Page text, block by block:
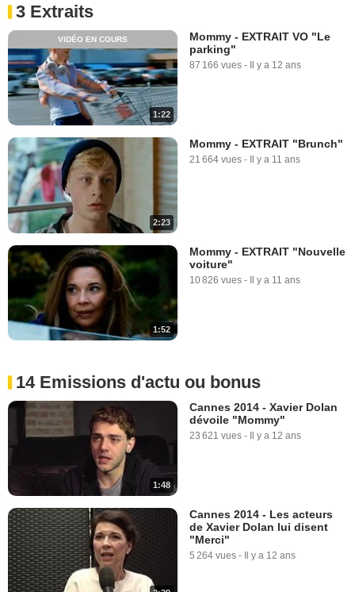
3 Extraits
1:22
VIDÉO EN COURS
Mommy - EXTRAIT VO "Le
parking"
87 166 vues - Il y a 12 ans
2:23
Mommy - EXTRAIT "Brunch"
21 664 vues - Il y a 11 ans
1:52
Mommy - EXTRAIT "Nouvelle
voiture"
10 826 vues - Il y a 11 ans
14 Emissions d'actu ou bonus
1:48
Cannes 2014 - Xavier Dolan
dévoile "Mommy"
23 621 vues - Il y a 12 ans
Cannes 2014 - Les acteurs
de Xavier Dolan lui disent
"Merci"
5 264 vues - Il y a 12 ans